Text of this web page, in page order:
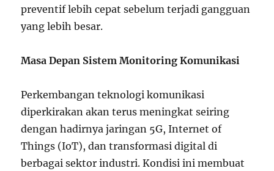
preventif lebih cepat sebelum terjadi gangguan
yang lebih besar.
Masa Depan Sistem Monitoring Komunikasi
Perkembangan teknologi komunikasi
diperkirakan akan terus meningkat seiring
dengan hadirnya jaringan 5G, Internet of
Things (IoT), dan transformasi digital di
berbagai sektor industri. Kondisi ini membuat